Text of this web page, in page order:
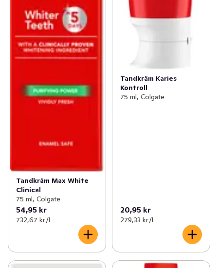
Tandkräm Max White
Clinical
75 ml, Colgate
54,95 kr
732,67 kr /l
Tandkräm Karies
Kontroll
75 ml, Colgate
20,95 kr
279,33 kr /l